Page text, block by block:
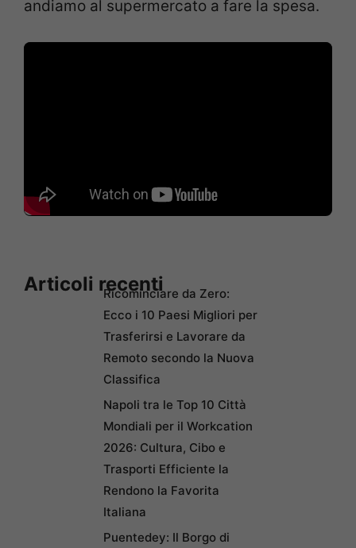
andiamo al supermercato a fare la spesa.
Articoli recentiRicominciare da Zero:
Ecco i 10 Paesi Migliori per
Trasferirsi e Lavorare da
Remoto secondo la Nuova
Classifica
Napoli tra le Top 10 Città
Mondiali per il Workcation
2026: Cultura, Cibo e
Trasporti Efficiente la
Rendono la Favorita
Italiana
Puentedey: Il Borgo di